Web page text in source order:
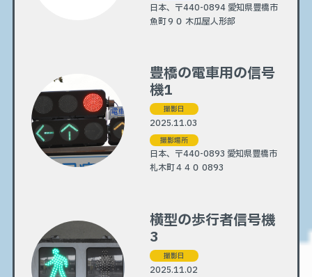
日本、〒440-0894 愛知県豊橋市
魚町９０ 木瓜屋人形部
豊橋の電車用の信号
機1
撮影日
2025.11.03
撮影場所
日本、〒440-0893 愛知県豊橋市
札木町４４０ 0893
横型の歩行者信号機
3
撮影日
2025.11.02